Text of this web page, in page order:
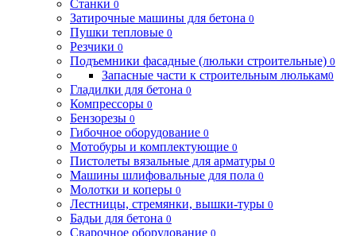
Станки 0
Затирочные машины для бетона 0
Пушки тепловые 0
Резчики 0
Подъемники фасадные (люльки строительные) 0
Запасные части к строительным люлькам0
Гладилки для бетона 0
Компрессоры 0
Бензорезы 0
Гибочное оборудование 0
Мотобуры и комплектующие 0
Пистолеты вязальные для арматуры 0
Машины шлифовальные для пола 0
Молотки и коперы 0
Лестницы, стремянки, вышки-туры 0
Бадьи для бетона 0
Сварочное оборудование 0